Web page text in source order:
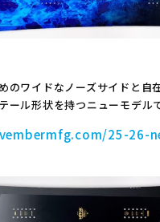
のワイドなノーズサイドと自
ール形状を持つニューモデルで
25-26-